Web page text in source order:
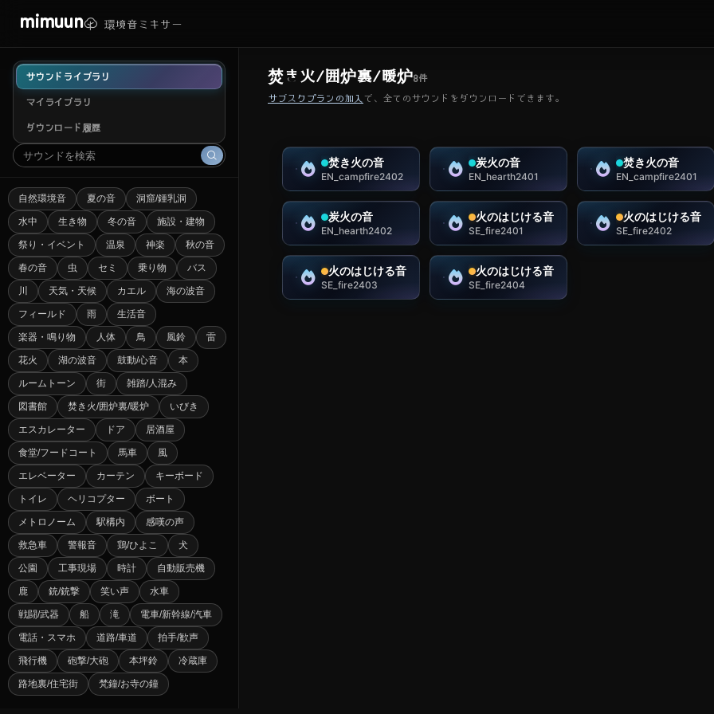
サウンドライブラリ
マイライブラリ
ダウンロード履歴
自然環境音 夏の音 洞窟/鍾乳洞
水中 生き物 冬の音 施設・建物
祭り・イベント 温泉 神楽 秋の音
春の音 虫 セミ 乗り物 バス
川 天気・天候 カエル 海の波音
フィールド 雨 生活音
楽器・鳴り物 人体 鳥 風鈴 雷
花火 湖の波音 鼓動/心音 本
ルームトーン 街 雑踏/人混み
図書館 焚き火/囲炉裏/暖炉 いびき
エスカレーター ドア 居酒屋
食堂/フードコート 馬車 風
エレベーター カーテン キーボード
トイレ ヘリコプター ボート
メトロノーム 駅構内 感嘆の声
救急車 警報音 鶏/ひよこ 犬
公園 工事現場 時計 自動販売機
鹿 銃/銃撃 笑い声 水車
戦闘/武器 船 滝 電車/新幹線/汽車
電話・スマホ 道路/車道 拍手/歓声
飛行機 砲撃/大砲 本坪鈴 冷蔵庫
路地裏/住宅街 梵鐘/お寺の鐘
焚き火/囲炉裏/暖炉8件
サブスクプランの加入 で、全てのサウンドをダウンロードできます。
焚き火の音
EN_campfire2402
炭火の音
EN_hearth2401
焚き火の音
EN_campfire2401
炭火の音
EN_hearth2402
火のはじける音
SE_fire2401
火のはじける音
SE_fire2402
火のはじける音
SE_fire2403
火のはじける音
SE_fire2404
mimuun 環境音ミキサー